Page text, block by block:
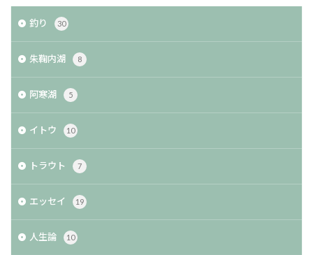
釣り 30
朱鞠内湖 8
阿寒湖 5
イトウ 10
トラウト 7
エッセイ 19
人生論 10